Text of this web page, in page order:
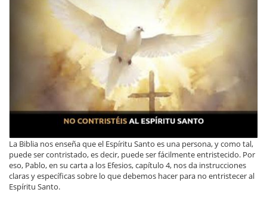
La Biblia nos enseña que el Espíritu Santo es una persona, y como tal,
puede ser contristado, es decir, puede ser fácilmente entristecido. Por
eso, Pablo, en su carta a los Efesios, capítulo 4, nos da instrucciones
claras y específicas sobre lo que debemos hacer para no entristecer al
Espíritu Santo.